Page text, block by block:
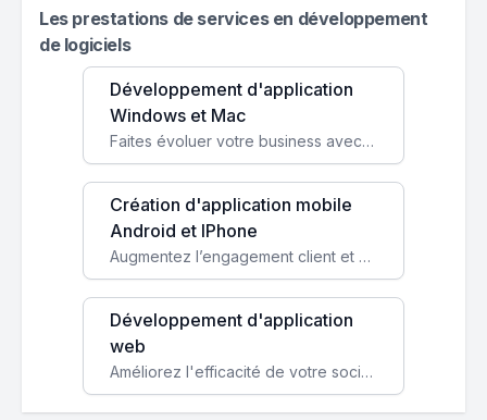
Les prestations de services en développement
de logiciels
Développement d'application
Windows et Mac
Faites évoluer votre business avec des solutions logicielles personnalisées, parfaitement adaptées à vos besoins spécifiques.
Création d'application mobile
Android et IPhone
Augmentez l’engagement client et simplifiez vos processus avec une application mobile sur mesure, disponible sur iOS et Android.
Développement d'application
web
Améliorez l'efficacité de votre société avec une application web personnalisée accessible partout et tout le temps.